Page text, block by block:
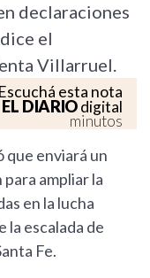
declaraciones
el
Villarruel.
Escuchá esta nota
EL DIARIOdigital
minutos
que enviará un
ampliar la
en la lucha
la escalada de
Fe.